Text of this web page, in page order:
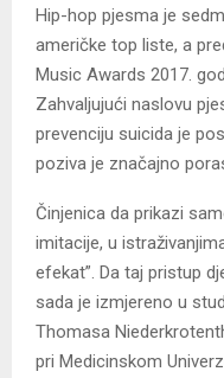
Hip-hop pjesma je
američke top liste, a
Music Awards 2017.
Zahvaljujući naslovu
prevenciju suicida je
poziva je značajno
Činjenica da prikazi
imitacije, u
efekat”. Da taj pristup
sada je izmjereno u
Thomasa
pri Medicinskom